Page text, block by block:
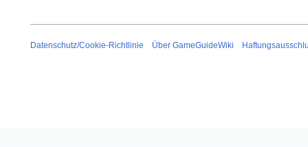
Datenschutz/Cookie-Richtlinie Über GameGuideWiki